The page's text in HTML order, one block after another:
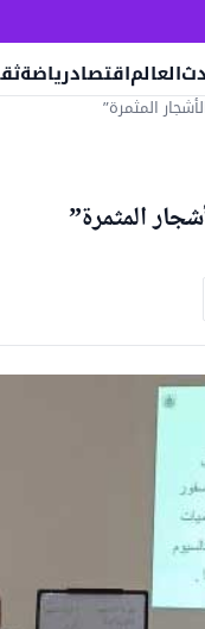
العالماقتصادرياضة
المثمرة”
المثمرة”